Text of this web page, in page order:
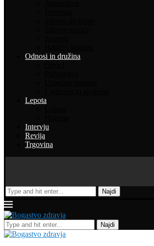
Odnosi in družina
Lepota
Intervju
Revija
Trgovina
Najdi
Najdi